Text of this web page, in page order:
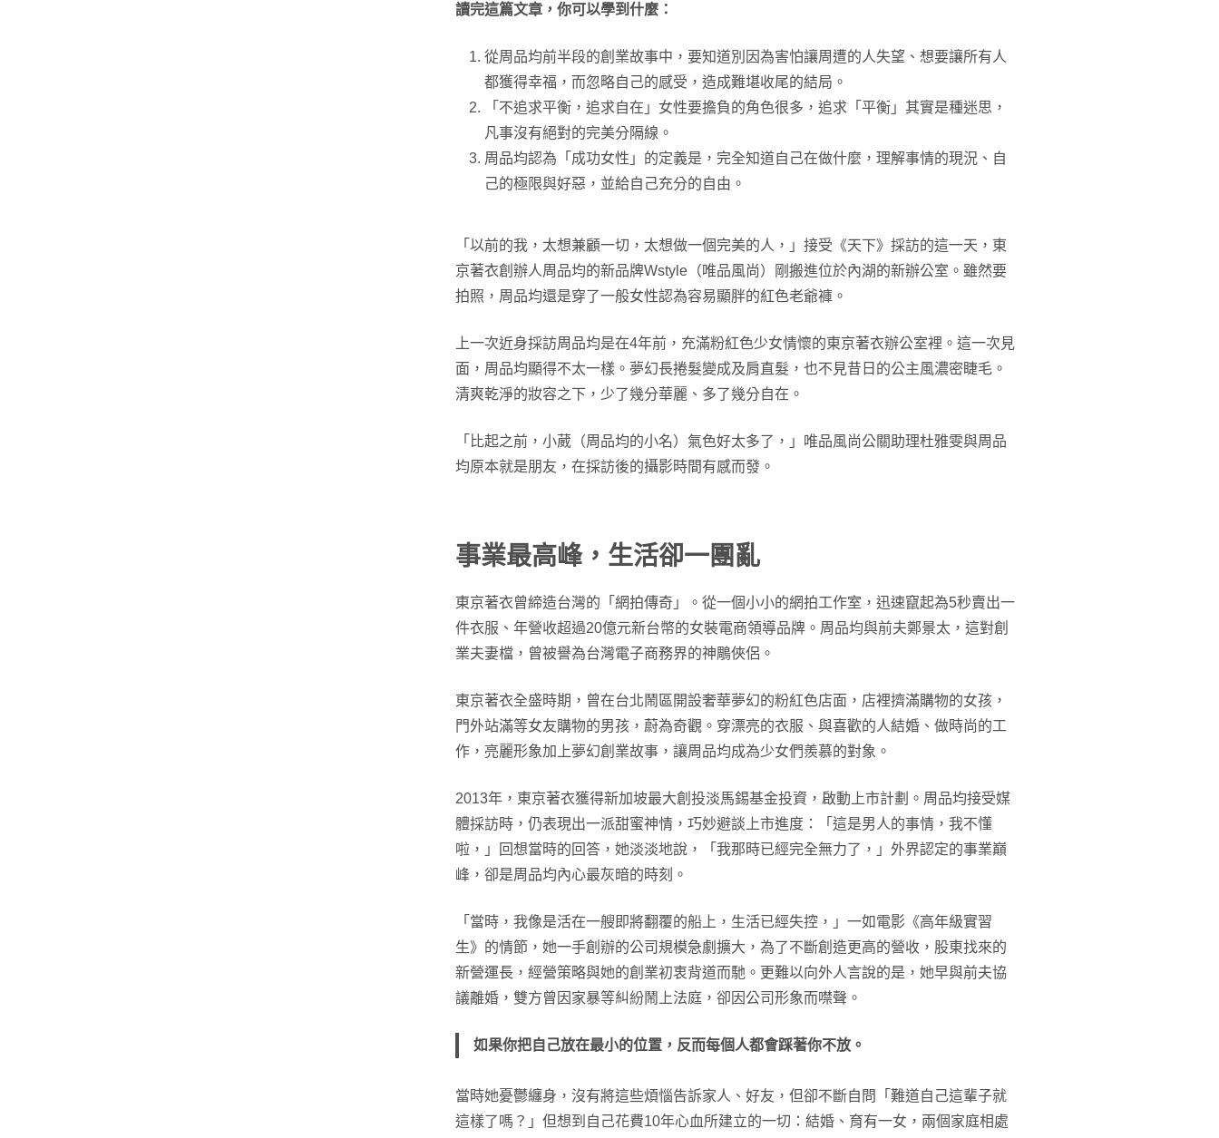
讀完這篇文章，你可以學到什麼：
從周品均前半段的創業故事中，要知道別因為害怕讓周遭的人失望、想要讓所有人
都獲得幸福，而忽略自己的感受，造成難堪收尾的結局。
「不追求平衡，追求自在」女性要擔負的角色很多，追求「平衡」其實是種迷思，
凡事沒有絕對的完美分隔線。
周品均認為「成功女性」的定義是，完全知道自己在做什麼，理解事情的現況、自
己的極限與好惡，並給自己充分的自由。
「以前的我，太想兼顧一切，太想做一個完美的人，」接受《天下》採訪的這一天，東
京著衣創辦人周品均的新品牌Wstyle（唯品風尚）剛搬進位於內湖的新辦公室。雖然要
拍照，周品均還是穿了一般女性認為容易顯胖的紅色老爺褲。
上一次近身採訪周品均是在4年前，充滿粉紅色少女情懷的東京著衣辦公室裡。這一次見
面，周品均顯得不太一樣。夢幻長捲髮變成及肩直髮，也不見昔日的公主風濃密睫毛。
清爽乾淨的妝容之下，少了幾分華麗、多了幾分自在。
「比起之前，小葳（周品均的小名）氣色好太多了，」唯品風尚公關助理杜雅雯與周品
均原本就是朋友，在採訪後的攝影時間有感而發。
事業最高峰，生活卻一團亂
東京著衣曾締造台灣的「網拍傳奇」。從一個小小的網拍工作室，迅速竄起為5秒賣出一
件衣服、年營收超過20億元新台幣的女裝電商領導品牌。周品均與前夫鄭景太，這對創
業夫妻檔，曾被譽為台灣電子商務界的神鵰俠侶。
東京著衣全盛時期，曾在台北鬧區開設奢華夢幻的粉紅色店面，店裡擠滿購物的女孩，
門外站滿等女友購物的男孩，蔚為奇觀。穿漂亮的衣服、與喜歡的人結婚、做時尚的工
作，亮麗形象加上夢幻創業故事，讓周品均成為少女們羨慕的對象。
2013年，東京著衣獲得新加坡最大創投淡馬錫基金投資，啟動上市計劃。周品均接受媒
體採訪時，仍表現出一派甜蜜神情，巧妙避談上市進度：「這是男人的事情，我不懂
啦，」回想當時的回答，她淡淡地說，「我那時已經完全無力了，」外界認定的事業巔
峰，卻是周品均內心最灰暗的時刻。
「當時，我像是活在一艘即將翻覆的船上，生活已經失控，」一如電影《高年級實習
生》的情節，她一手創辦的公司規模急劇擴大，為了不斷創造更高的營收，股東找來的
新營運長，經營策略與她的創業初衷背道而馳。更難以向外人言說的是，她早與前夫協
議離婚，雙方曾因家暴等糾紛鬧上法庭，卻因公司形象而噤聲。
如果你把自己放在最小的位置，反而每個人都會踩著你不放。
當時她憂鬱纏身，沒有將這些煩惱告訴家人、好友，但卻不斷自問「難道自己這輩子就
這樣了嗎？」但想到自己花費10年心血所建立的一切：結婚、育有一女，兩個家庭相處